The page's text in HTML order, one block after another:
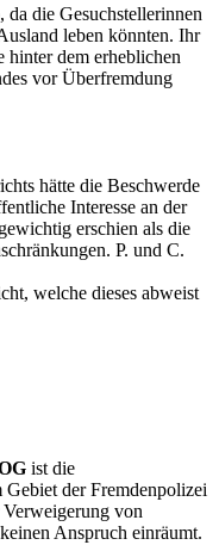
da die Gesuchstellerinnen
leben könnten. Ihr
hinter dem erheblichen
vor Überfremdung
hätte die Beschwerde
Interesse an der
erschien als die
P. und C.
welche dieses abweist
ist die
der Fremdenpolizei
Verweigerung von
Anspruch einräumt.